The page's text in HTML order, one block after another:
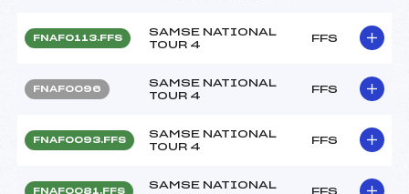
FNAF0113.FFS
SAMSE NATIONAL
TOUR 4
FFS
FNAF0096
SAMSE NATIONAL
TOUR 4
FFS
FNAF0093.FFS
SAMSE NATIONAL
TOUR 4
FFS
FNAF0081.FFS
SAMSE NATIONAL
FFS